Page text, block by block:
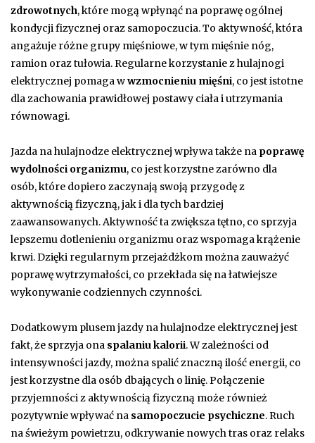
zdrowotnych, które mogą wpłynąć na poprawę ogólnej
kondycji fizycznej oraz samopoczucia. To aktywność, która
angażuje różne grupy mięśniowe, w tym mięśnie nóg,
ramion oraz tułowia. Regularne korzystanie z hulajnogi
elektrycznej pomaga wwzmocnieniu mięśni, co jest istotne
dla zachowania prawidłowej postawy ciała i utrzymania
równowagi.
Jazda na hulajnodze elektrycznej wpływa także na poprawę
wydolności organizmu, co jest korzystne zarówno dla
osób, które dopiero zaczynają swoją przygodę z
aktywnością fizyczną, jak i dla tych bardziej
zaawansowanych. Aktywność ta zwiększa tętno, co sprzyja
lepszemu dotlenieniu organizmu oraz wspomaga krążenie
krwi. Dzięki regularnym przejażdżkom można zauważyć
poprawę wytrzymałości, co przekłada się na łatwiejsze
wykonywanie codziennych czynności.
Dodatkowym plusem jazdy na hulajnodze elektrycznej jest
fakt, że sprzyja ona spalaniu kalorii. W zależności od
intensywności jazdy, można spalić znaczną ilość energii, co
jest korzystne dla osób dbających o linię. Połączenie
przyjemności z aktywnością fizyczną może również
pozytywnie wpływać na samopoczucie psychiczne. Ruch
na świeżym powietrzu, odkrywanie nowych tras oraz relaks